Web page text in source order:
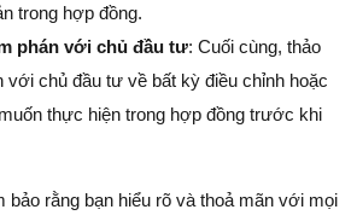
trong hợp đồng.
phán với chủ đầu tư: Cuối cùng, thảo
với chủ đầu tư về bất kỳ điều chỉnh hoặc
thực hiện trong hợp đồng trước khi
bảo rằng bạn hiểu rõ và thoả mãn với mọi